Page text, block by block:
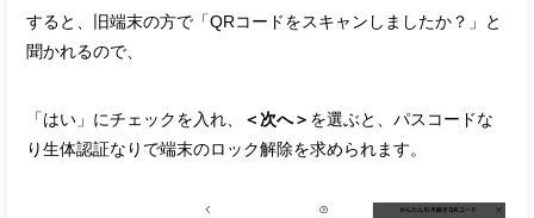
すると、旧端末の方で「QRコードをスキャンしましたか？」と
聞かれるので、
「はい」にチェックを入れ、 ＜次へ＞ を選ぶと、パスコードな
り生体認証なりで端末のロック解除を求められます。